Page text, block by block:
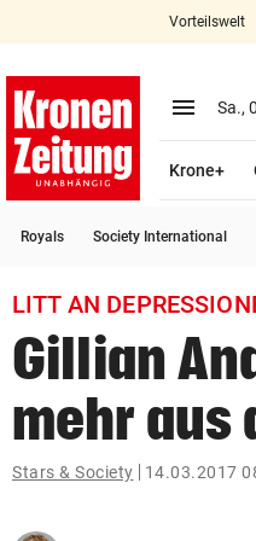
account_circle Anmelden
bookmark
search
Suchbegriff
eingeben
Vorteilswelt
menu Menü
Sa.,
Krone+
Royals Society International
LITT AN
Gillian
mehr aus
Stars & Society 14.03.2017